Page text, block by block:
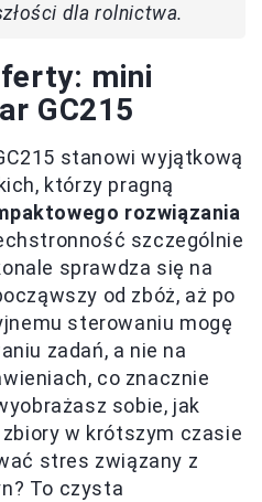
dla rolnictwa.
mini
GC215
stanowi wyjątkową
którzy pragną
rozwiązania
szczególnie
sprawdza się na
od zbóż, aż po
sterowaniu mogę
zadań, a nie na
co znacznie
sobie, jak
w krótszym czasie
stres związany z
To czysta